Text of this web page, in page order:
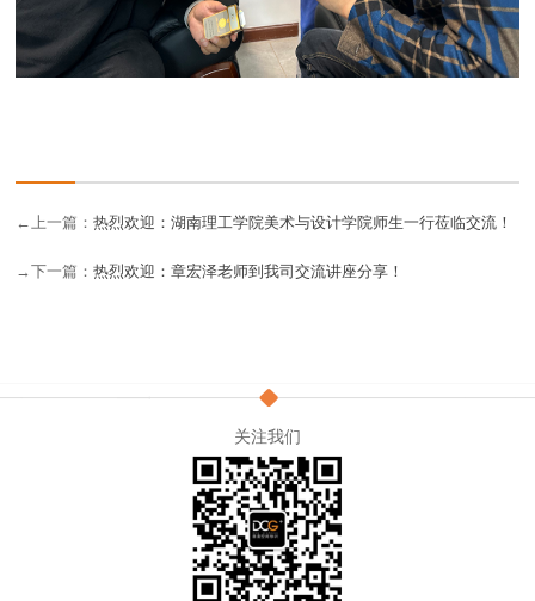
←上一篇：热烈欢迎：湖南理工学院美术与设计学院师生一行莅临交流！
→下一篇：热烈欢迎：章宏泽老师到我司交流讲座分享！
关注我们